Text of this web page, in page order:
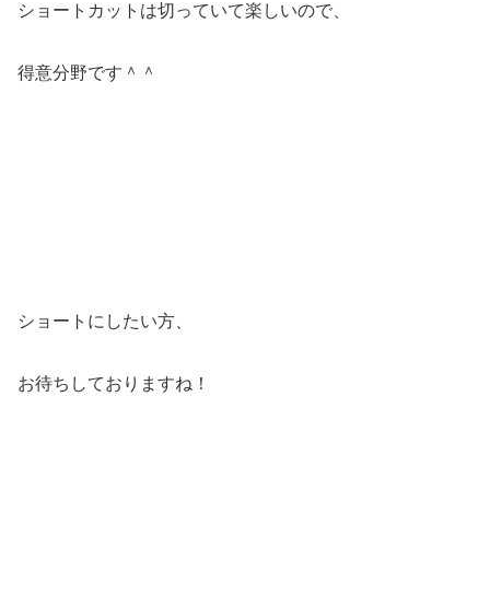
ショートカットは切っていて楽しいので、
得意分野です＾＾
ショートにしたい方、
お待ちしておりますね！